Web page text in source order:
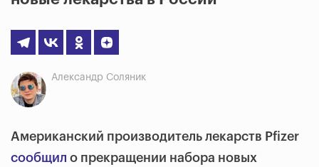
Александр Соляник
Американский производитель лекарств Pfizer
сообщил о прекращении набора новых